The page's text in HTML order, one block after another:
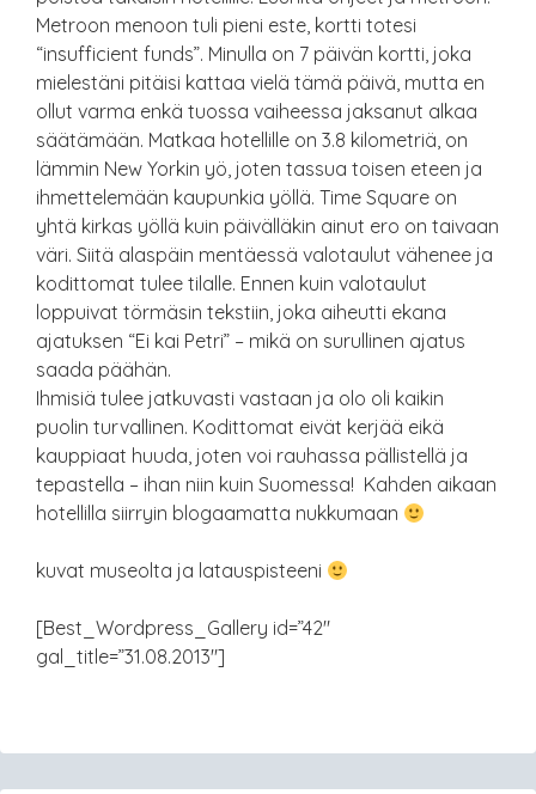
Metroon menoon tuli pieni este, kortti totesi
“insufficient funds”. Minulla on 7 päivän kortti, joka
mielestäni pitäisi kattaa vielä tämä päivä, mutta en
ollut varma enkä tuossa vaiheessa jaksanut alkaa
säätämään. Matkaa hotellille on 3.8 kilometriä, on
lämmin New Yorkin yö, joten tassua toisen eteen ja
ihmettelemään kaupunkia yöllä. Time Square on
yhtä kirkas yöllä kuin päivälläkin ainut ero on taivaan
väri. Siitä alaspäin mentäessä valotaulut vähenee ja
kodittomat tulee tilalle. Ennen kuin valotaulut
loppuivat törmäsin tekstiin, joka aiheutti ekana
ajatuksen “Ei kai Petri” – mikä on surullinen ajatus
saada päähän.
Ihmisiä tulee jatkuvasti vastaan ja olo oli kaikin
puolin turvallinen. Kodittomat eivät kerjää eikä
kauppiaat huuda, joten voi rauhassa pällistellä ja
tepastella – ihan niin kuin Suomessa! Kahden aikaan
hotellilla siirryin blogaamatta nukkumaan
kuvat museolta ja latauspisteeni
[Best_Wordpress_Gallery id=”42″
gal_title=”31.08.2013″]